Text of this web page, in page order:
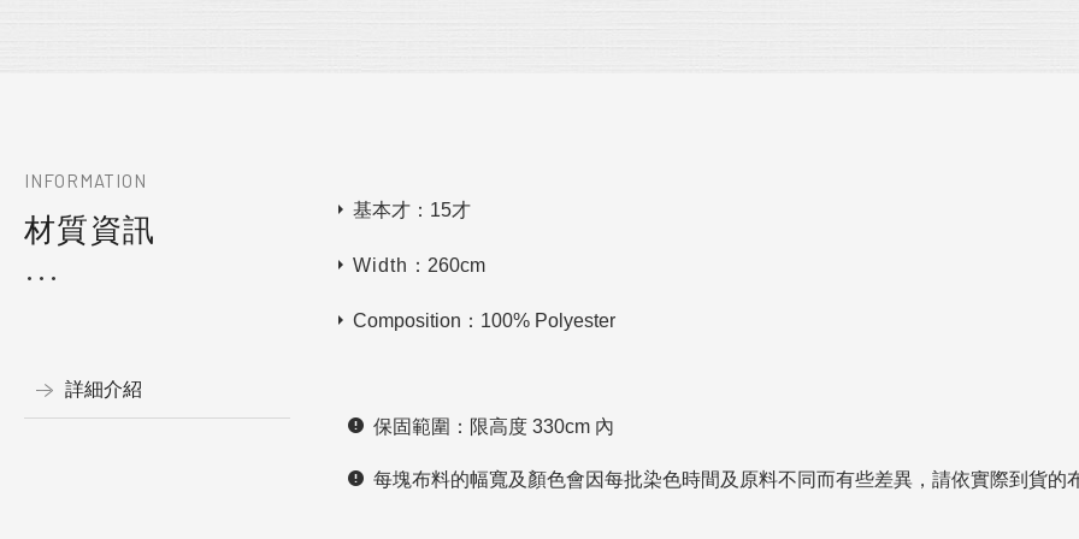
INFORMATION
材質資訊
詳細介紹
基本才：15才
Width ：260cm
Composition：100% Polyester
保固範圍：限高度 330cm 內
每塊布料的幅寬及顏色會因每批染色時間及原料不同而有些差異，請依實際到貨的